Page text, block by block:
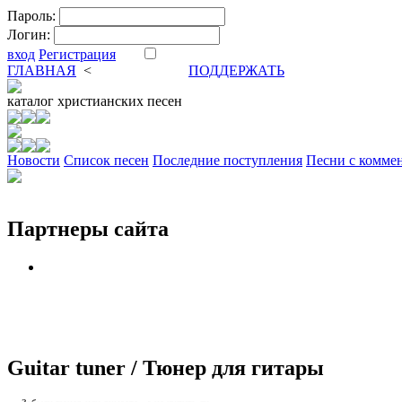
Пароль:
Логин:
вход Регистрация
ГЛАВНАЯ <
ПОДДЕРЖАТЬ
каталог христианских песен
Новости Cписок песен Последние поступления Песни с
Партнеры сайта
Guitar tuner / Тюнер для гитары